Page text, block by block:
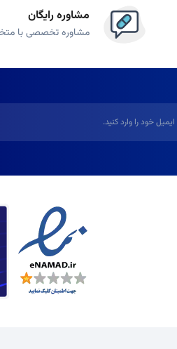
مشاوره رایگان
مشاوره تخصصی با